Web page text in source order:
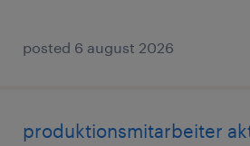
posted 6 august 2026
produktionsmitarbeiter